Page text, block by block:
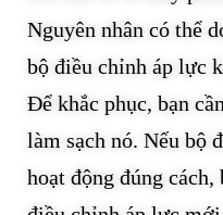
Nguyên nhân có thể
bộ điều chỉnh áp lực
Để khắc phục, bạn
làm sạch nó. Nếu bộ
hoạt động đúng cách,